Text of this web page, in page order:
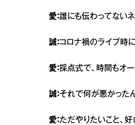
愛：誰にも伝わってないネ
誠：コロナ禍のライブ時
愛：採点式で、時間もオ
誠：それで何が悪かった
愛：ただやりたいこと、